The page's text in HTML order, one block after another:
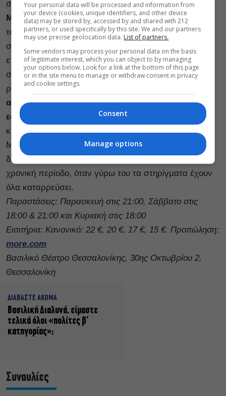
συναντιούνται πρώτη φορά σκηνικά, ηΗλέκτρα
Μπαρούταπου βρίσκονται ξανά μετά την “Αντιγόνη”
του Ανούιγ και οΝώντας Δαμόπουλος, μια
συνεργασία που συνεχίζεται μετά την
επιτυχημένη “Ανδρομάχη”. Η «Γέρμα» – ένα από τα
σημαντικότερα έργα του ισπανικού θεατρικού
ρεπερτορίου – πραγματεύεται την
αναζήτηση της μητρότητας ως εκπλήρωση ενός
εαυτού
γεννημένου από την καταπίεση των
κοινωνικών συμβάσεων και το τίμημα της επιθυμίας.
Μέσα στο έργο του ο Λόρκα φυτεύει την αγωνία της
δικής του ανεκπλήρωτης πραγματικότητας σε μια
χρονική περίοδο, όταν γύρω του τα στηρίγματα έχουν
όλα καταρρεύσει.
Παραστάσεις: Παρασκευή στις 21:00, Σάββατο στις
18:00 & 21:00 και Κυριακή στις 18:00
Εισιτήρια: Κανονικό: 22 €, 20 €, 17 €, 15 €. Προπώληση:
more.com
Βασιλικό Θέατρο Θεσσαλονίκης, 30ης Οκτωβρίου 2,
Θεσσαλονίκη
ΔΙΑΒΑΣΤΕ ΑΚΟΜΑ
Βασιλική Διαλυνά, είμαστε
τελικά όλοι «πολίτες β’
κατηγορίας»;
Συναυλίες
Your personal data will be processed and information from
your device (cookies, unique identifiers, and other device
data) may be stored by, accessed by and shared with 212
partners, or used specifically by this site. We and our partners
may use precise geolocation data. List of partners.
Some vendors may process your personal data on the basis
of legitimate interest, which you can object to by managing
your options below. Look for a link at the bottom of this page
or in the site menu to manage or withdraw consent in privacy
and cookie settings.
Consent
Manage options